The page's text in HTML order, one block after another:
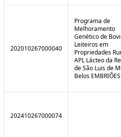
202010267000040
Programa de
Melhoramento
Genético de
Leiteiros em
Propriedades
APL Lácteo da
de São Luis de
Belos EMBRIÕES
202410267000074